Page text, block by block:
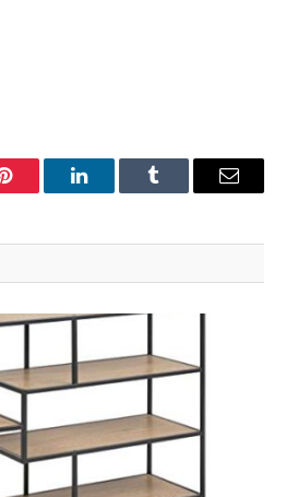
Pinterest LinkedInTumblr Email